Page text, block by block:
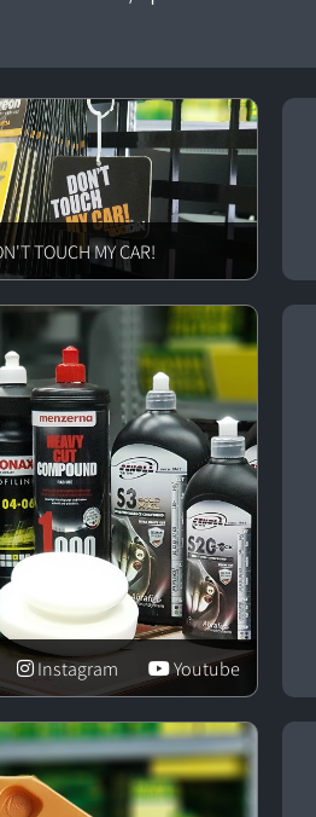
!DON'T TOUCH MY CAR
Youtube
Instagram